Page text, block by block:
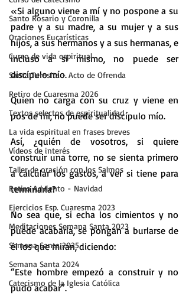
Santo Rosario y Coronilla
Oraciones Eucarísticas
Curso de vida espiritual
Santa Teresita - Acto de Ofrenda
Retiro de Cuaresma 2026
Textos selectos de espiritualidad
La vida espiritual en frases breves
Vídeos de interés
Taller de oración con los Salmos
Retiro Adviento - Navidad
Ejercicios Esp. Cuaresma 2023
Meditaciones Semana Santa 2023
Semana Santa 2025
Semana Santa 2024
Catecismo de la Iglesia Católica
«Si alguno viene a mí y no pospone a su
padre y a su madre, a su mujer y a sus
hijos, a sus hermanos y a sus hermanas, e
incluso a sí mismo, no puede ser
discípulo mío.
Quien no carga con su cruz y viene en
pos de mí, no puede ser discípulo mío.
Así, ¿quién de vosotros, si quiere
construir una torre, no se sienta primero
a calcular los gastos, a ver si tiene para
terminarla?
No sea que, si echa los cimientos y no
puede acabarla, se pongan a burlarse de
él los que miran, diciendo:
“Este hombre empezó a construir y no
pudo acabar”.